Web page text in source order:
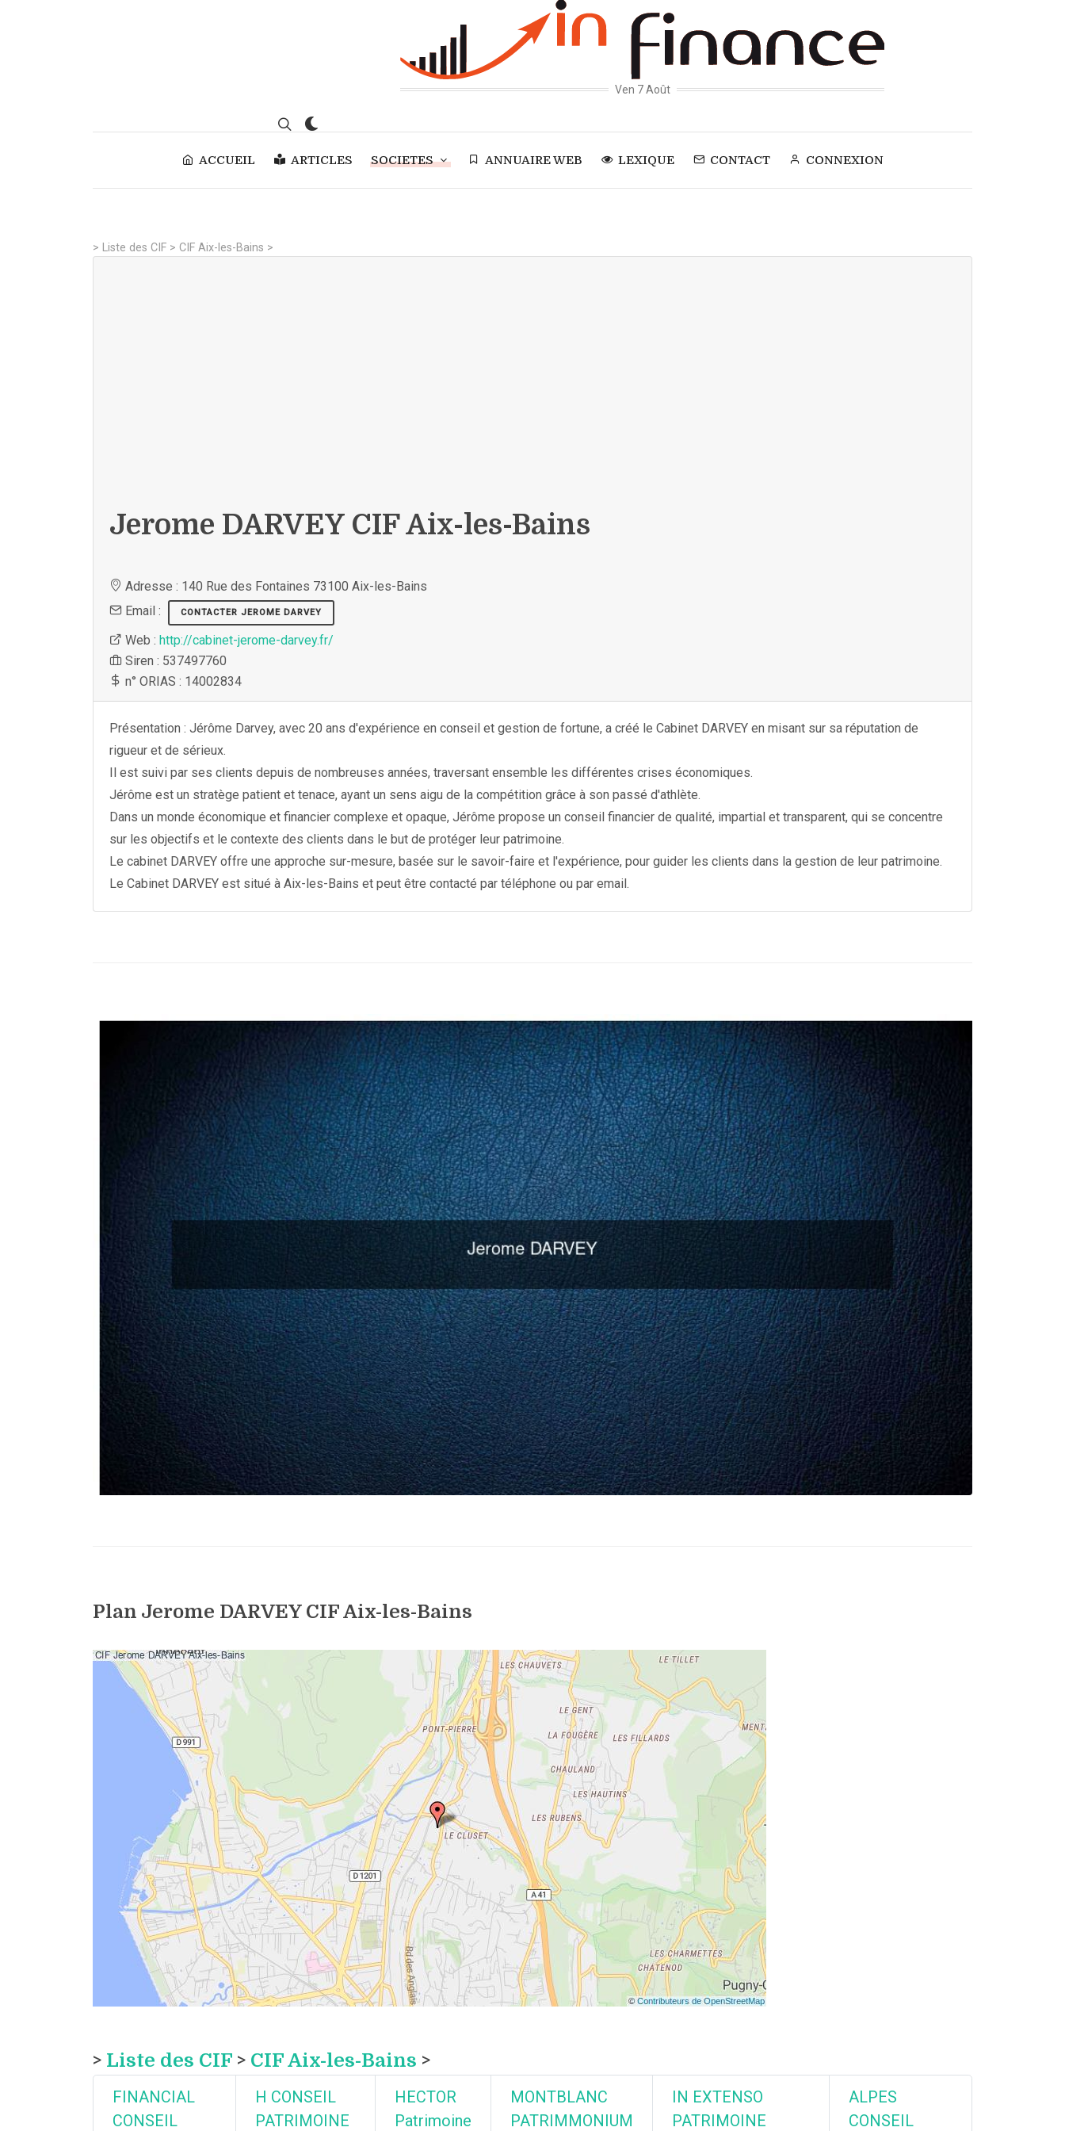
Ven 7 Août
ACCUEIL ARTICLES SOCIETES ANNUAIRE WEB LEXIQUE CONTACT CONNEXION
> Liste des CIF > CIF Aix-les-Bains >
Jerome DARVEY CIF Aix-les-Bains
Adresse : 140 Rue des Fontaines 73100 Aix-les-Bains
Email :
CONTACTER JEROME DARVEY
Web : http://cabinet-jerome-darvey.fr/
Siren : 537497760
n° ORIAS : 14002834
Présentation : Jérôme Darvey, avec 20 ans d'expérience en conseil et gestion de fortune, a créé le Cabinet DARVEY en misant sur sa réputation de
rigueur et de sérieux.
Il est suivi par ses clients depuis de nombreuses années, traversant ensemble les différentes crises économiques.
Jérôme est un stratège patient et tenace, ayant un sens aigu de la compétition grâce à son passé d'athlète.
Dans un monde économique et financier complexe et opaque, Jérôme propose un conseil financier de qualité, impartial et transparent, qui se concentre
sur les objectifs et le contexte des clients dans le but de protéger leur patrimoine.
Le cabinet DARVEY offre une approche sur-mesure, basée sur le savoir-faire et l'expérience, pour guider les clients dans la gestion de leur patrimoine.
Le Cabinet DARVEY est situé à Aix-les-Bains et peut être contacté par téléphone ou par email.
Plan Jerome DARVEY CIF Aix-les-Bains
> Liste des CIF > CIF Aix-les-Bains >
FINANCIAL
CONSEIL
H CONSEIL
PATRIMOINE
HECTOR
Patrimoine
MONTBLANC
PATRIMMONIUM
IN EXTENSO
PATRIMOINE
ALPES
CONSEIL